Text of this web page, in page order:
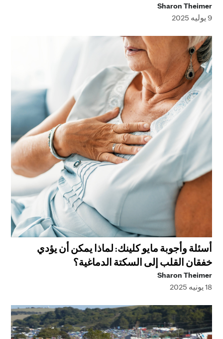
Sharon Theimer
9 يوليه 2025
أسئلة وأجوبة مايو كلينك: لماذا يمكن أن يؤدي
خفقان القلب إلى السكتة الدماغية؟
Sharon Theimer
18 يونيه 2025